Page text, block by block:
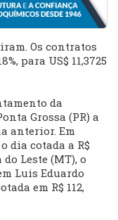
Os contratos
para US$ 11,3725
da
Grossa (PR) a
anterior. Em
dia cotada a R$
do Leste (MT), o
Luis Eduardo
em R$ 112,